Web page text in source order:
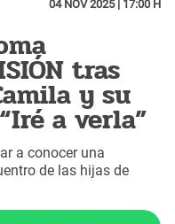
04 NOV 2025 | 17:00 H
tras
y su
a verla”
a conocer una
de las hijas de